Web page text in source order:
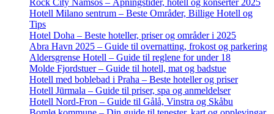
Rock City Namsos – Åpningstider, hotell og konserter 2025
Hotell Milano sentrum – Beste Områder, Billige Hotell og
Tips
Hotel Doha – Beste hoteller, priser og områder i 2025
Abra Havn 2025 – Guide til overnatting, frokost og parkering
Aldersgrense Hotell – Guide til reglene for under 18
Molde Fjordstuer – Guide til hotell, mat og badstue
Hotell med boblebad i Praha – Beste hoteller og priser
Hotell Jūrmala – Guide til priser, spa og anmeldelser
Hotell Nord-Fron – Guide til Gålå, Vinstra og Skåbu